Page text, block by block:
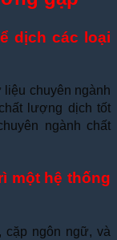
dịch các loại
chuyên ngành
lượng dịch tốt
ngành chất
một hệ thống
cặp ngôn ngữ, và